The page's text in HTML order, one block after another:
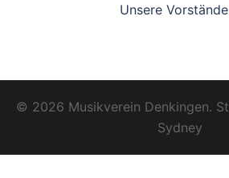
Unsere Vorstände
© 2026 Musikverein Denkingen.
Sydney